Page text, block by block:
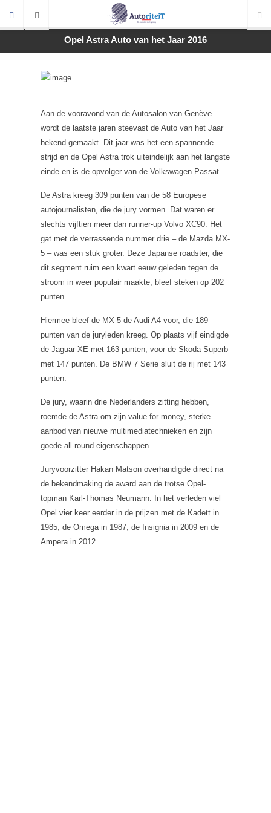
Opel Astra Auto van het Jaar 2016
Aan de vooravond van de Autosalon van Genève
wordt de laatste jaren steevast de Auto van het Jaar
bekend gemaakt. Dit jaar was het een spannende
strijd en de Opel Astra trok uiteindelijk aan het langste
einde en is de opvolger van de Volkswagen Passat.
De Astra kreeg 309 punten van de 58 Europese
autojournalisten, die de jury vormen. Dat waren er
slechts vijftien meer dan runner-up Volvo XC90. Het
gat met de verrassende nummer drie – de Mazda MX-
5 – was een stuk groter. Deze Japanse roadster, die
dit segment ruim een kwart eeuw geleden tegen de
stroom in weer populair maakte, bleef steken op 202
punten.
Hiermee bleef de MX-5 de Audi A4 voor, die 189
punten van de juryleden kreeg. Op plaats vijf eindigde
de Jaguar XE met 163 punten, voor de Skoda Superb
met 147 punten. De BMW 7 Serie sluit de rij met 143
punten.
De jury, waarin drie Nederlanders zitting hebben,
roemde de Astra om zijn value for money, sterke
aanbod van nieuwe multimediatechnieken en zijn
goede all-round eigenschappen.
Juryvoorzitter Hakan Matson overhandigde direct na
de bekendmaking de award aan de trotse Opel-
topman Karl-Thomas Neumann. In het verleden viel
Opel vier keer eerder in de prijzen met de Kadett in
1985, de Omega in 1987, de Insignia in 2009 en de
Ampera in 2012.